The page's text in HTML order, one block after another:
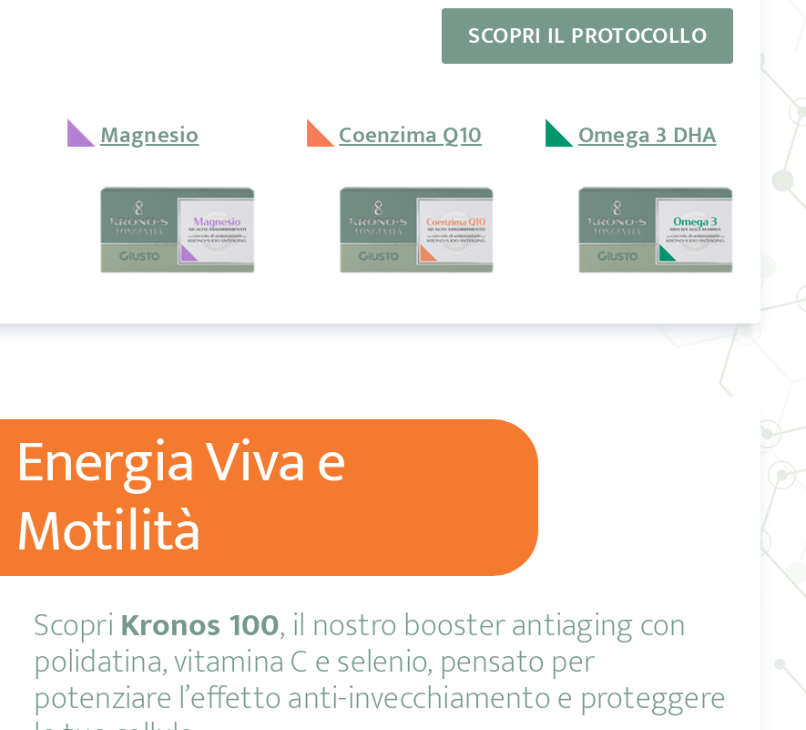
SCOPRI IL PROTOCOLLO
◣Magnesio ◣Coenzima Q10 ◣Omega 3 DHA
Energia Viva e
Motilità
ScopriKronos 100, il nostro booster antiaging con
polidatina, vitamina C e selenio, pensato per
potenziare l’effetto anti-invecchiamento e proteggere